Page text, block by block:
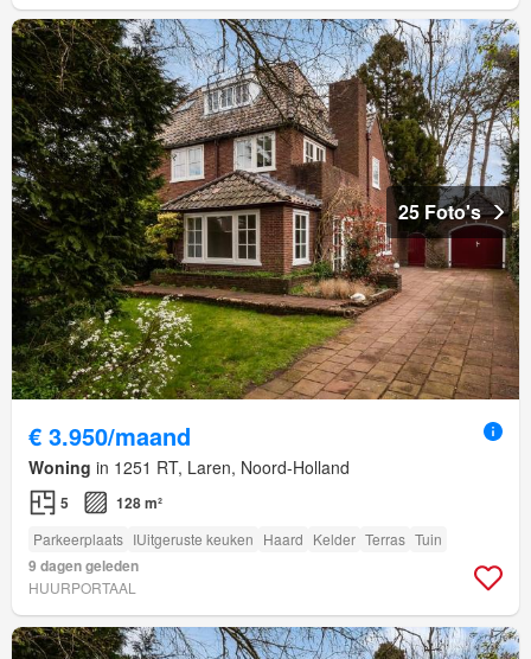
25 Foto's
€ 3.950/maand
Woning in 1251 RT, Laren, Noord-Holland
5 128 m²
Parkeerplaats IUitgeruste keuken Haard Kelder Terras Tuin
9 dagen geleden
HUURPORTAAL